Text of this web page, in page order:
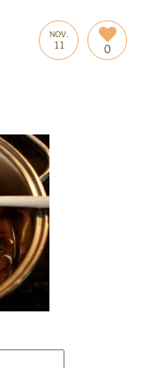
NOV.
11 0